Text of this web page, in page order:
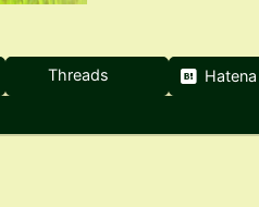
Threads Hatena